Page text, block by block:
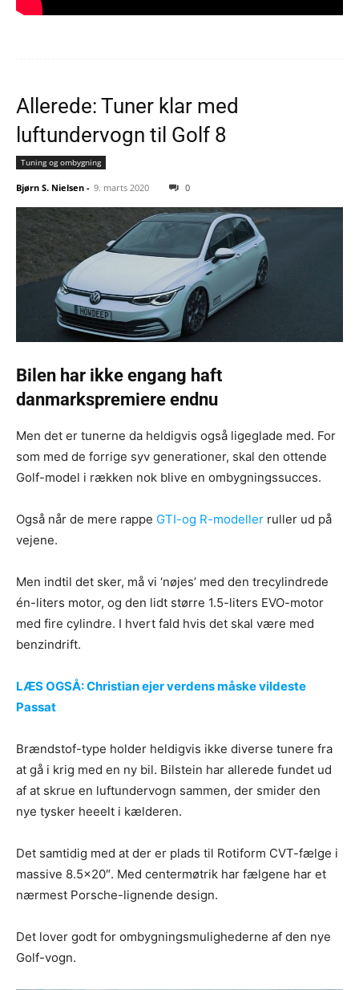
Allerede: Tuner klar med
luftundervogn til Golf 8
Tuning og ombygning
Bjørn S. Nielsen - 9. marts 2020 0
Bilen har ikke engang haft
danmarkspremiere endnu
Men det er tunerne da heldigvis også ligeglade med. For
som med de forrige syv generationer, skal den ottende
Golf-model i rækken nok blive en ombygningssucces.
Også når de mere rappe GTI-og R-modeller ruller ud på
vejene.
Men indtil det sker, må vi ‘nøjes’ med den trecylindrede
én-liters motor, og den lidt større 1.5-liters EVO-motor
med fire cylindre. I hvert fald hvis det skal være med
benzindrift.
LÆS OGSÅ: Christian ejer verdens måske vildeste
Passat
Brændstof-type holder heldigvis ikke diverse tunere fra
at gå i krig med en ny bil. Bilstein har allerede fundet ud
af at skrue en luftundervogn sammen, der smider den
nye tysker heeelt i kælderen.
Det samtidig med at der er plads til Rotiform CVT-fælge i
massive 8.5×20″. Med centermøtrik har fælgene har et
nærmest Porsche-lignende design.
Det lover godt for ombygningsmulighederne af den nye
Golf-vogn.